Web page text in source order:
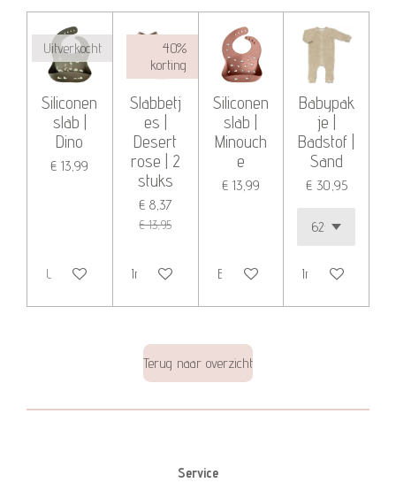
Uitverkocht
Siliconen
slab |
Dino
€ 13,99
Uitverkocht
40%
korting
Slabbetj
es |
Desert
rose | 2
stuks
€ 8,37
€ 13,95
In winkelwagen
Siliconen
slab |
Minouch
e
€ 13,99
Bekijk details
Babypak
je |
Badstof |
Sand
€ 30,95
In winkelwagen
Terug naar overzicht
Service